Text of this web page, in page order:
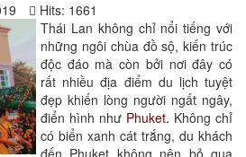
Hits: 1661
Thái Lan không chỉ nổi tiếng với
những ngôi chùa đồ sộ, kiến trúc
độc đáo mà còn bởi nơi đây có
rất nhiều địa điểm du lịch tuyệt
đẹp khiến lòng người ngất ngây,
điển hình như Phuket. Không chỉ
có biển xanh cát trắng, du khách